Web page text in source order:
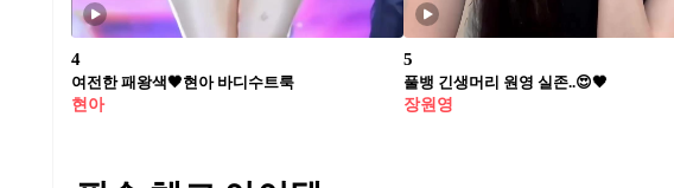
4
여전한 패왕색🖤현아 바디수트룩
현아
5
풀뱅 긴생머리 원영 실존..😍🖤
장원영